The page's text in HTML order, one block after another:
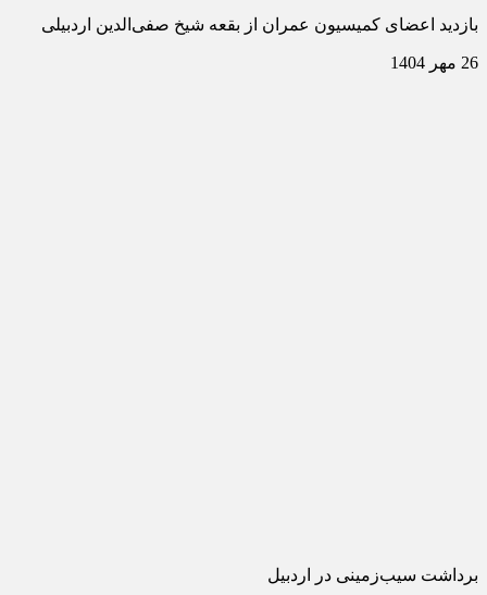
بازدید اعضای کمیسیون عمران از بقعه شیخ صفی‌الدین اردبیلی
26 مهر 1404
برداشت سیب‌زمینی در اردبیل